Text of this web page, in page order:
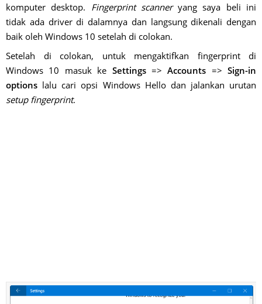
komputer desktop. Fingerprint scanneryang saya beli ini
tidak ada driver di dalamnya dan langsung dikenali dengan
baik oleh Windows 10 setelah di colokan.
Setelah di colokan, untuk mengaktifkan fingerprint di
Windows 10 masuk ke Settings=>Accounts => Sign-in
options lalu cari opsi Windows Hello dan jalankan urutan
setup fingerprint.